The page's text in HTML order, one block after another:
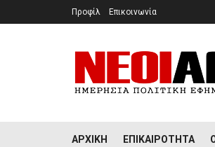
Προφίλ Επικοινωνία
ΑΡΧΙΚΉ ΕΠΙΚΑΙΡΌΤΗΤΑ